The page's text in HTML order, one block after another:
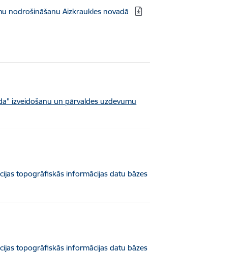
nodrošināšanu Aizkraukles novadā
izveidošanu un pārvaldes uzdevumu
topogrāfiskās informācijas datu bāzes
topogrāfiskās informācijas datu bāzes